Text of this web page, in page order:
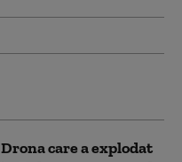
Drona care a explodat